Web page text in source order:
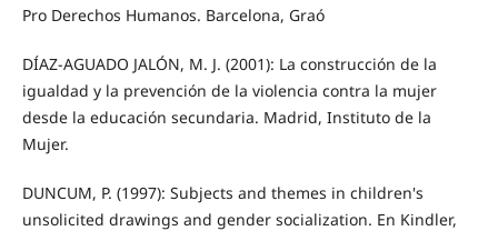
Pro Derechos Humanos. Barcelona, Graó
DÍAZ-AGUADO JALÓN, M. J. (2001): La construcción de la
igualdad y la prevención de la violencia contra la mujer
desde la educación secundaria. Madrid, Instituto de la
Mujer.
DUNCUM, P. (1997): Subjects and themes in children's
unsolicited drawings and gender socialization. En Kindler,